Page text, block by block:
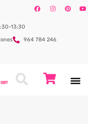
13:30
964 784 246